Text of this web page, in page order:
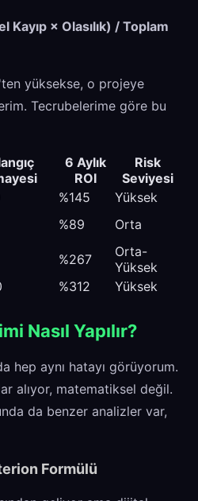
Kayıp × Olasılık) / Toplam
yüksekse, o projeye
Tecrubelerime göre bu
6 Aylık
ROI
Risk
Seviyesi
%145
Yüksek
%89
Orta
%267
Orta-
Yüksek
%312 Yüksek
Nasıl Yapılır?
hep aynı hatayı görüyorum.
alıyor, matematiksel değil.
da benzer analizler var,
Formülü